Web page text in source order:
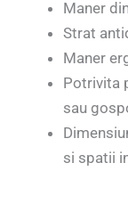
Maner
Strat
Maner
Potrivita
sau
si spatii